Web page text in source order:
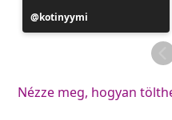
Bejegyzés
közzétevője
kotinyymi
Nézze meg, hogyan